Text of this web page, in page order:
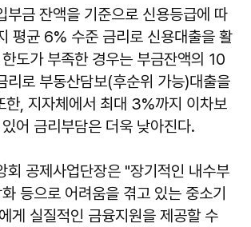
부금 잔액을 기준으로 신용등급에 따
평균 6% 수준 금리로 신용대출을 활
도가 부족한 경우는 부금잔액의 10
로 부동산담보(후순위 가능)대출을
한, 지자체에서 최대 3%까지 이차보
어 금리부담은 더욱 낮아진다.
회 공제사업단장은 "장기적인 내수부
등으로 어려움을 겪고 있는 중소기
게 실질적인 금융지원을 제공할 수